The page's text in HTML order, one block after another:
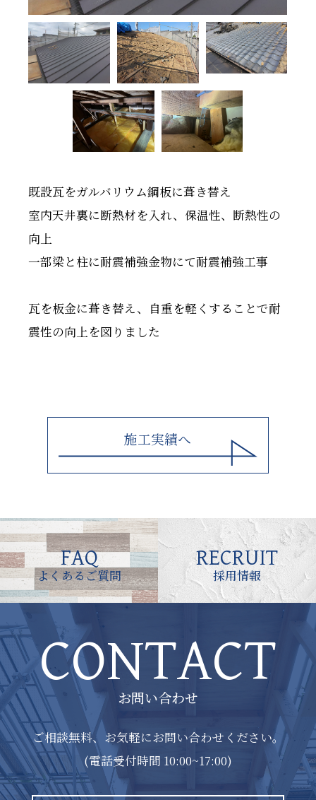
既設瓦をガルバリウム鋼板に葺き替え
室内天井裏に断熱材を入れ、保温性、断熱性の
向上
一部梁と柱に耐震補強金物にて耐震補強工事
瓦を板金に葺き替え、自重を軽くすることで耐
震性の向上を図りました
施工実績へ
FAQ
よくあるご質問
RECRUIT
採用情報
CONTACT
お問い合わせ
ご相談無料、お気軽にお問い合わせください。
(電話受付時間 10:00~17:00)